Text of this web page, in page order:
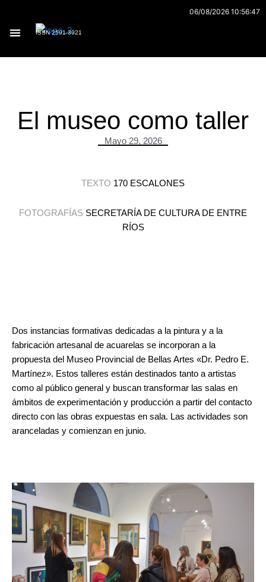
contenido
06/08/2026 10:56:47
ISSN 2591-3921
El museo como taller
Mayo 29, 2026
TEXTO 170 ESCALONES
FOTOGRAFÍAS SECRETARÍA DE CULTURA DE ENTRE
RÍOS
Dos instancias formativas dedicadas a la pintura y a la
fabricación artesanal de acuarelas se incorporan a la
propuesta del Museo Provincial de Bellas Artes «Dr. Pedro E.
Martínez». Estos talleres están destinados tanto a artistas
como al público general y buscan transformar las salas en
ámbitos de experimentación y producción a partir del contacto
directo con las obras expuestas en sala. Las actividades son
aranceladas y comienzan en junio.